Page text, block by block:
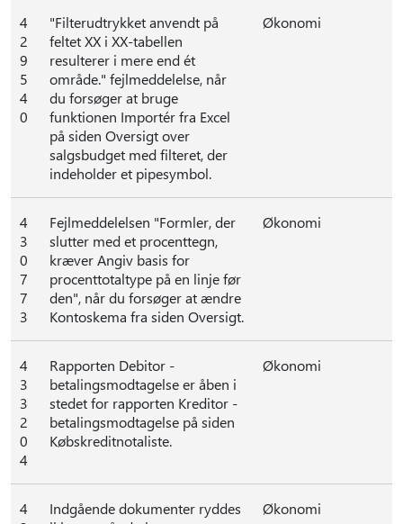
4
2
9
5
4
0
"Filterudtrykket anvendt på
feltet XX i XX-tabellen
resulterer i mere end ét
område." fejlmeddelelse, når
du forsøger at bruge
funktionen Importér fra Excel
på siden Oversigt over
salgsbudget med filteret, der
indeholder et pipesymbol.
Økonomi
4
3
0
7
7
3
Fejlmeddelelsen "Formler, der
slutter med et procenttegn,
kræver Angiv basis for
procenttotaltype på en linje før
den", når du forsøger at ændre
Kontoskema fra siden Oversigt.
Økonomi
4
3
3
2
0
4
Rapporten Debitor -
betalingsmodtagelse er åben i
stedet for rapporten Kreditor -
betalingsmodtagelse på siden
Købskreditnotaliste.
Økonomi
4
Indgående dokumenter ryddes
Økonomi